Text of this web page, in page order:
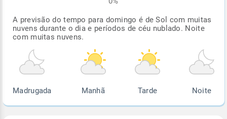
A previsão do tempo para domingo é de Sol com muitas
nuvens durante o dia e períodos de céu nublado. Noite
com muitas nuvens.
Madrugada Manhã Tarde Noite